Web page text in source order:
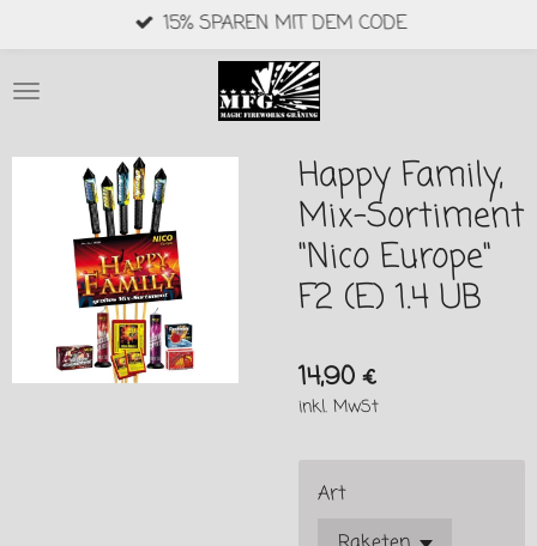
springen
15% SPAREN MIT DEM CODE
Happy Family,
Mix-Sortiment
"Nico Europe"
F2 (E) 1.4 UB
14,90 €
inkl. MwSt
Art